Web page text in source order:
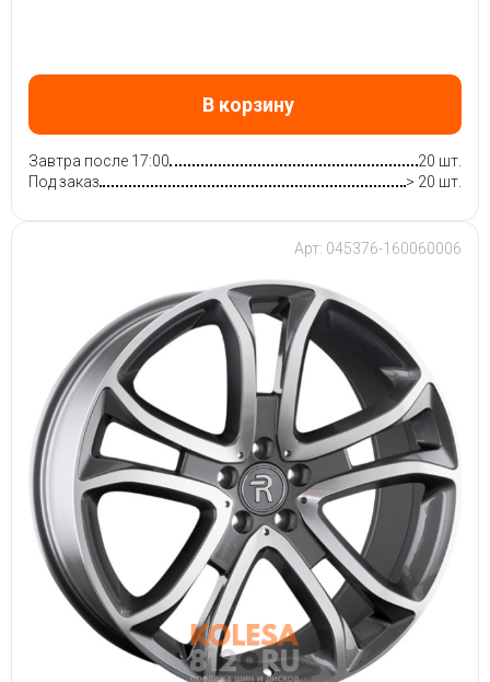
В корзину
Завтра после 17:00
20 шт.
Под заказ
> 20 шт.
Арт: 045376-160060006